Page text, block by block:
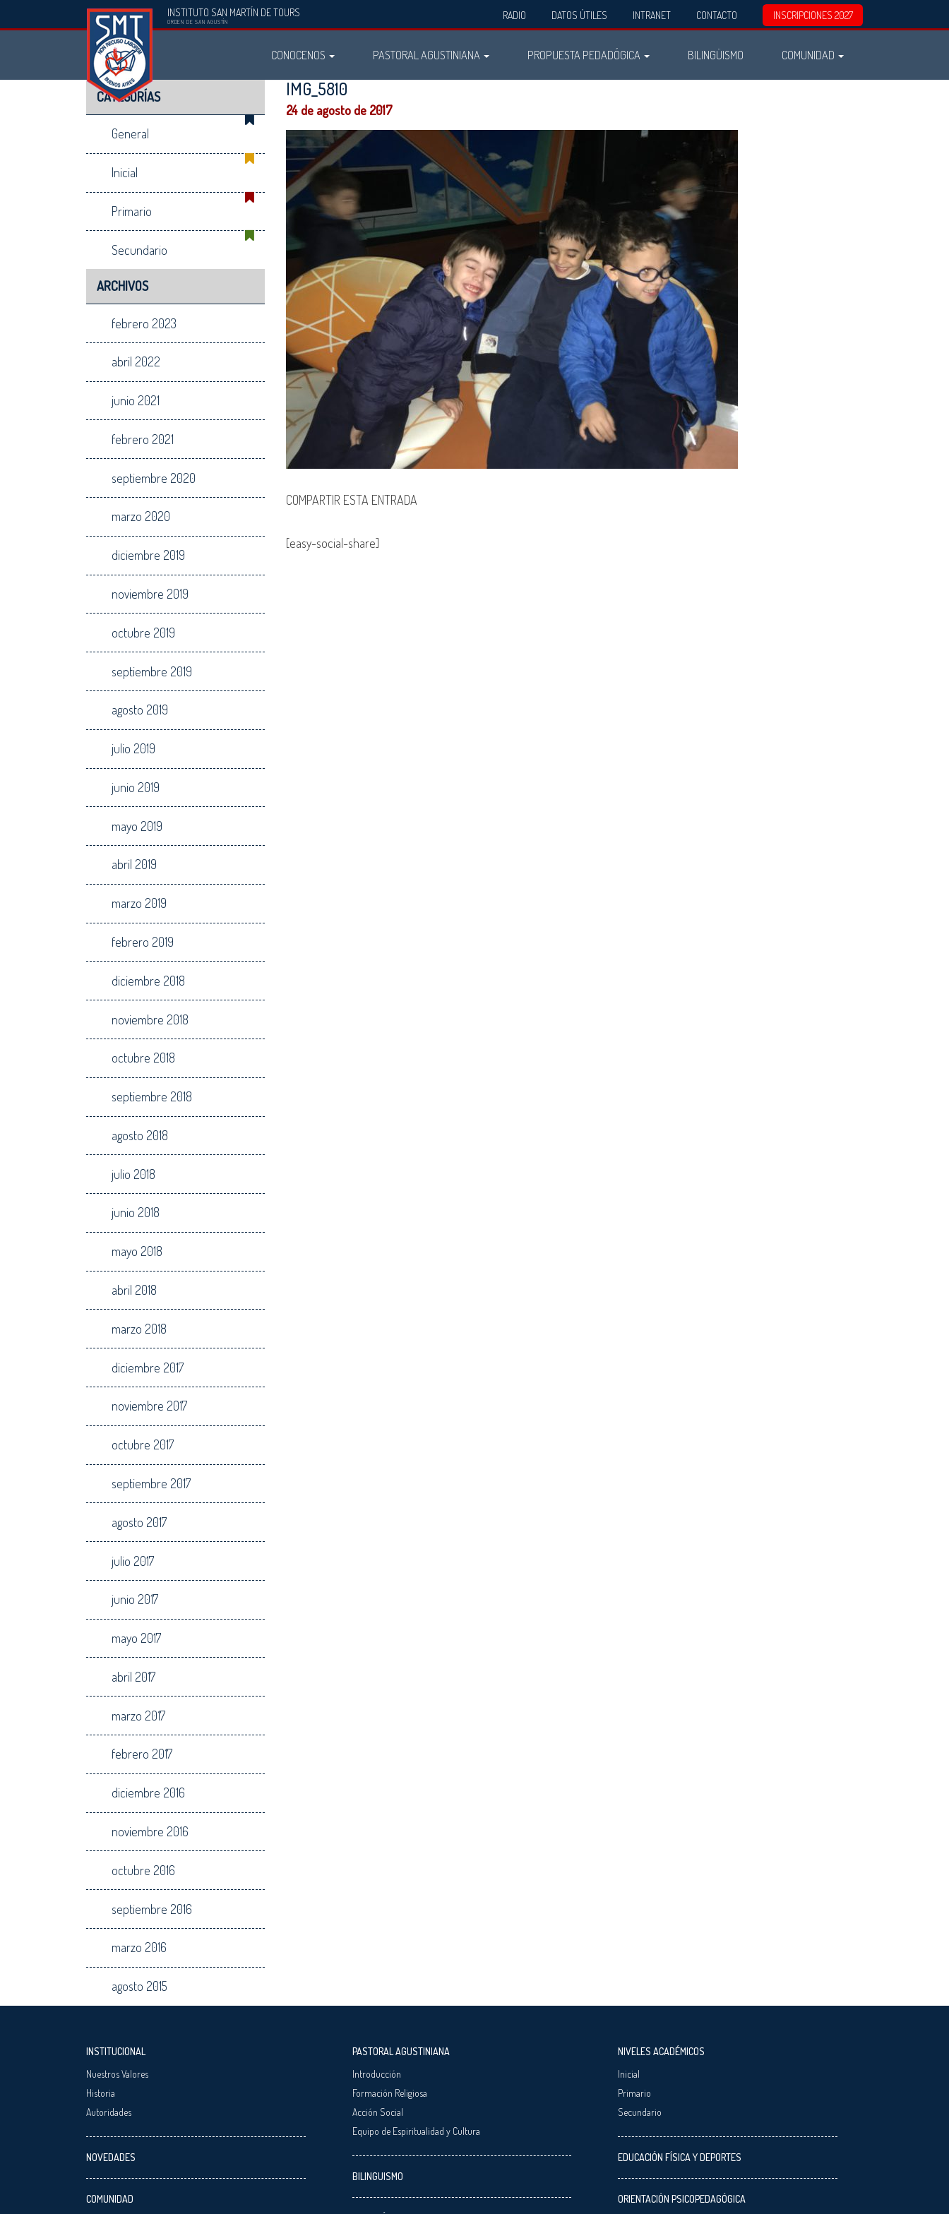
INSTITUTO SAN MARTÍN DE TOURS
ORDEN DE SAN AGUSTÍN
RADIO DATOS ÚTILES INTRANET CONTACTO INSCRIPCIONES 2027
Instituto
San
Martín
de
Tours
CONOCENOS PASTORAL AGUSTINIANA PROPUESTA PEDADÓGICA BILINGÜISMO COMUNIDAD
CATEGORÍAS
General
Inicial
Primario
Secundario
ARCHIVOS
febrero 2023
abril 2022
junio 2021
febrero 2021
septiembre 2020
marzo 2020
diciembre 2019
noviembre 2019
octubre 2019
septiembre 2019
agosto 2019
julio 2019
junio 2019
mayo 2019
abril 2019
marzo 2019
febrero 2019
diciembre 2018
noviembre 2018
octubre 2018
septiembre 2018
agosto 2018
julio 2018
junio 2018
mayo 2018
abril 2018
marzo 2018
diciembre 2017
noviembre 2017
octubre 2017
septiembre 2017
agosto 2017
julio 2017
junio 2017
mayo 2017
abril 2017
marzo 2017
febrero 2017
diciembre 2016
noviembre 2016
octubre 2016
septiembre 2016
marzo 2016
agosto 2015
IMG_5810
24 de agosto de 2017
COMPARTIR ESTA ENTRADA
[easy-social-share]
INSTITUCIONAL
Nuestros Valores
Historia
Autoridades
NOVEDADES
COMUNIDAD
PASTORAL AGUSTINIANA
Introducción
Formación Religiosa
Acción Social
Equipo de Espiritualidad y Cultura
BILINGUISMO
NIVELES ACADÉMICOS
Inicial
Primario
Secundario
EDUCACIÓN FÍSICA Y DEPORTES
ORIENTACIÓN PSICOPEDAGÓGICA